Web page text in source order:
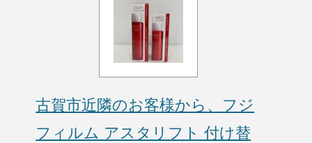
古賀市近隣のお客様から、フジ
フィルム アスタリフト 付け替